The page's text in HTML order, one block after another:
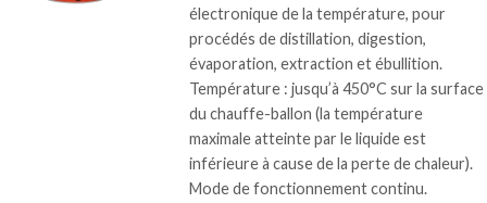
électronique de la température, pour
procédés de distillation, digestion,
évaporation, extraction et ébullition.
Température : jusqu’à 450°C sur la surface
du chauffe-ballon (la température
maximale atteinte par le liquide est
inférieure à cause de la perte de chaleur).
Mode de fonctionnement continu.